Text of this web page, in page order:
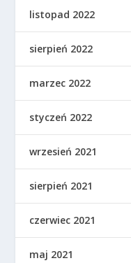
listopad 2022
sierpień 2022
marzec 2022
styczeń 2022
wrzesień 2021
sierpień 2021
czerwiec 2021
maj 2021